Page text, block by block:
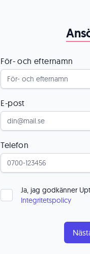
För- och efternamn
E-post
Telefon
Ja, jag godkänner
Integritetspolicy